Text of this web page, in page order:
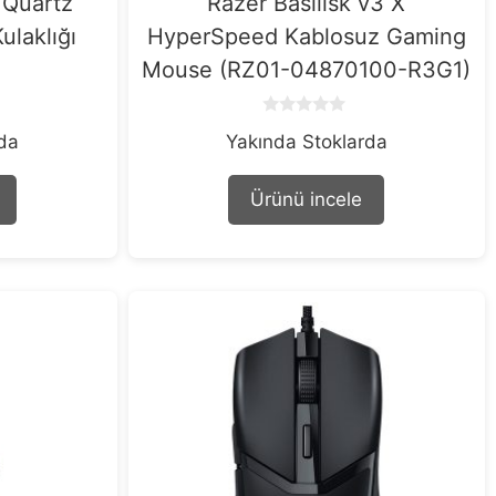
HyperSpeed Kablosuz Gaming
Mouse (RZ01-04870100-R3G1)
o
t
f
Yakında Stoklarda
Ürünü incele